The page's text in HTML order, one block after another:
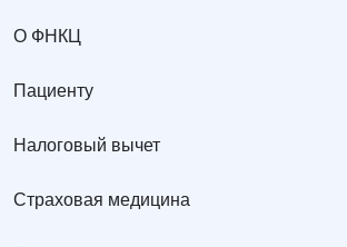
О ФНКЦ
Пациенту
Налоговый вычет
Страховая медицина